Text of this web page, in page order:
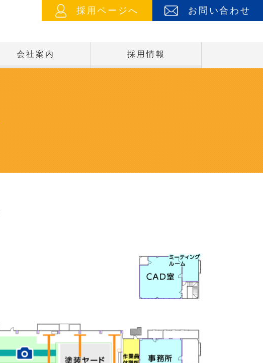
会社案内 採用情報
採用ページへ お問い合わせ